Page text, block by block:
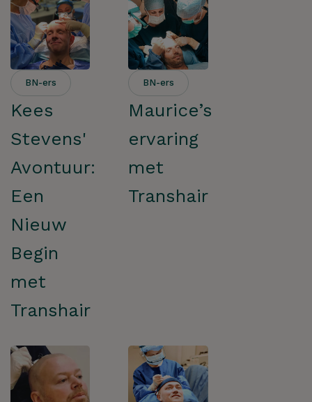
Hoe kunnen we je
helpen?
BN-ers
Kees
Stevens'
Avontuur:
Een
Nieuw
Begin
met
Transhair
BN-ers
Maurice’s
ervaring
met
Transhair